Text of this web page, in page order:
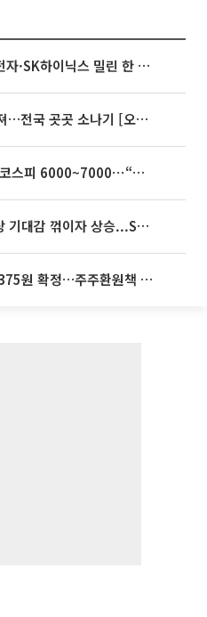
[베스트&워스트] 삼성전자·SK하이닉스 밀린 한 주…상상인증권은 85% 급등
35도 안팎 무더위 이어져…전국 곳곳 소나기 [오늘 날씨]
[주간증시전망] 다음주 코스피 6000~7000⋯“外人 수급은 정책이 변수”
뉴욕증시, 연준 금리인상 기대감 꺾이자 상승...S&P500 사상 최고치 [종합]
SK하이닉스, 분기배당 375원 확정…주주환원책 9월로 앞당겨 발표